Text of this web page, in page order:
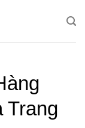
Trang